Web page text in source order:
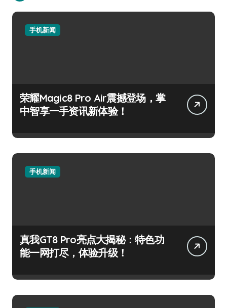
手机新闻
荣耀Magic8 Pro Air震撼登场，掌
中智享一手资讯新体验！
手机新闻
真我GT8 Pro亮点大揭秘：特色功
能一网打尽，体验升级！